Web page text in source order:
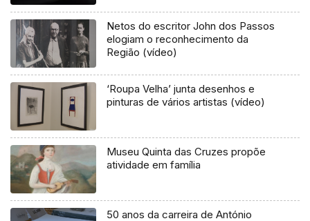
Netos do escritor John dos Passos
elogiam o reconhecimento da
Região (vídeo)
‘Roupa Velha’ junta desenhos e
pinturas de vários artistas (vídeo)
Museu Quinta das Cruzes propõe
atividade em família
50 anos da carreira de António